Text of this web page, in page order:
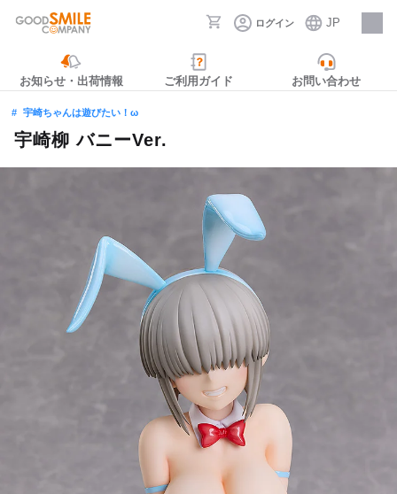
ログイン JP
採用情報
お知らせ・出荷情報 ご利用ガイド お問い合わせ
宇崎ちゃんは遊びたい！ω
宇崎柳 バニーVer.